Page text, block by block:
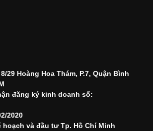
29 Hoàng Hoa Thám, P.7, Quận Bình
đăng ký kinh doanh số:
2020
hoạch và đầu tư Tp. Hồ Chí Minh